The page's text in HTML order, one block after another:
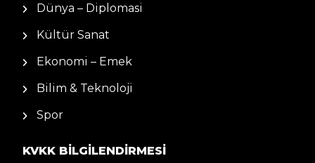
Dünya – Diplomasi
Kültür Sanat
Ekonomi – Emek
Bilim & Teknoloji
Spor
KVKK BILGILENDIRMESI